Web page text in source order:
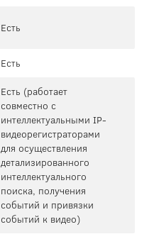
Есть
Есть
Есть (работает
совместно с
интеллектуальными IP-
видеорегистраторами
для осуществления
детализированного
интеллектуального
поиска, получения
событий и привязки
событий к видео)